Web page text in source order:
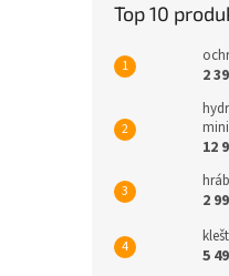
Top 10
2
12
2
5